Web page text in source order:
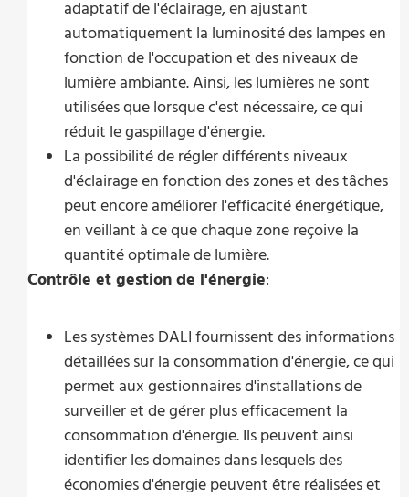
adaptatif de l'éclairage, en ajustant
automatiquement la luminosité des lampes en
fonction de l'occupation et des niveaux de
lumière ambiante. Ainsi, les lumières ne sont
utilisées que lorsque c'est nécessaire, ce qui
réduit le gaspillage d'énergie.
La possibilité de régler différents niveaux
d'éclairage en fonction des zones et des tâches
peut encore améliorer l'efficacité énergétique,
en veillant à ce que chaque zone reçoive la
quantité optimale de lumière.
Contrôle et gestion de l'énergie:
Les systèmes DALI fournissent des informations
détaillées sur la consommation d'énergie, ce qui
permet aux gestionnaires d'installations de
surveiller et de gérer plus efficacement la
consommation d'énergie. Ils peuvent ainsi
identifier les domaines dans lesquels des
économies d'énergie peuvent être réalisées et